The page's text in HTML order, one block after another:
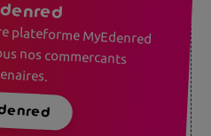
plateforme MyEdenred
nos commercants